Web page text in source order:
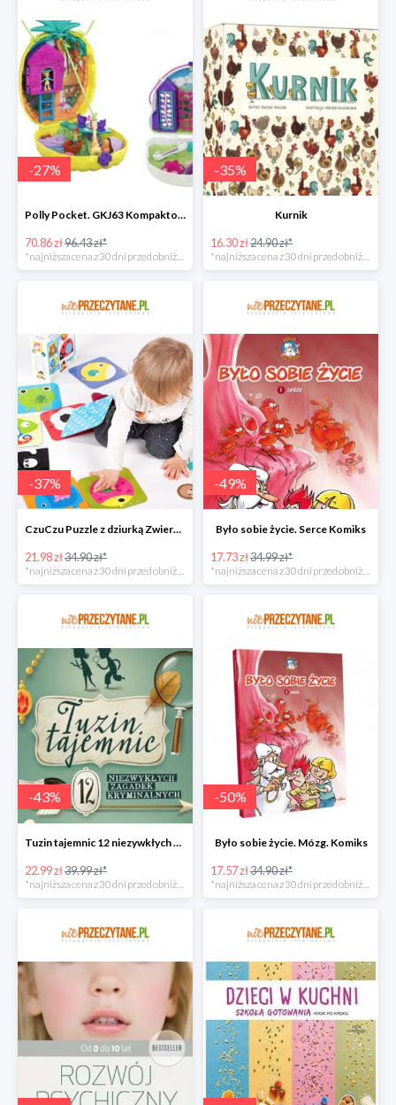
-27%
Polly Pocket. GKJ63 Kompaktowa torebka, mix
70.86 zł96.43 zł*
*najniższa cena z 30 dni przed obniżką
-35%
Kurnik
16.30 zł24.90 zł*
*najniższa cena z 30 dni przed obniżką
-37%
CzuCzu Puzzle z dziurką Zwierzątka
21.98 zł34.90 zł*
-49%
Było sobie życie. Serce Komiks
17.73 zł34.99 zł*
-43%
Tuzin tajemnic 12 niezywkłych zagadek kryminalnych
22.99 zł39.99 zł*
*najniższa cena z 30 dni przed obniżką
-50%
Było sobie życie. Mózg. Komiks
17.57 zł34.90 zł*
*najniższa cena z 30 dni przed obniżką